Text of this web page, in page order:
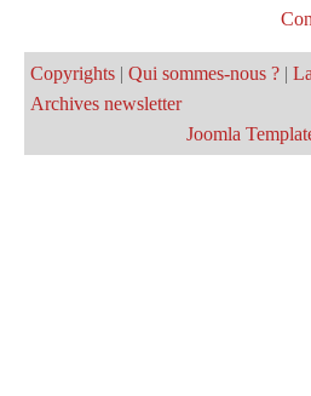
Copyrights | Qui sommes-nous ? |
Archives newsletter
Joomla